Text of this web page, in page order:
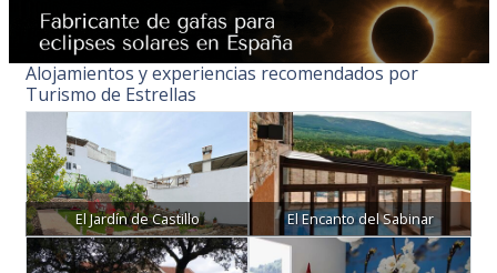
Alojamientos y experiencias recomendados por
Turismo de Estrellas
El Jardín de Castillo El Encanto del Sabinar